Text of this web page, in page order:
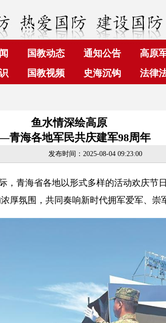
国教动态 通知公告 高原
国教视频 史海沉钩 法律
鱼水情深绘高原
海各地军民共庆建军98周年
发布时间：2025-08-04 09:23:00
青海省各地以形式多样的活动欢庆节
厚氛围，共同奏响新时代拥军爱军、崇